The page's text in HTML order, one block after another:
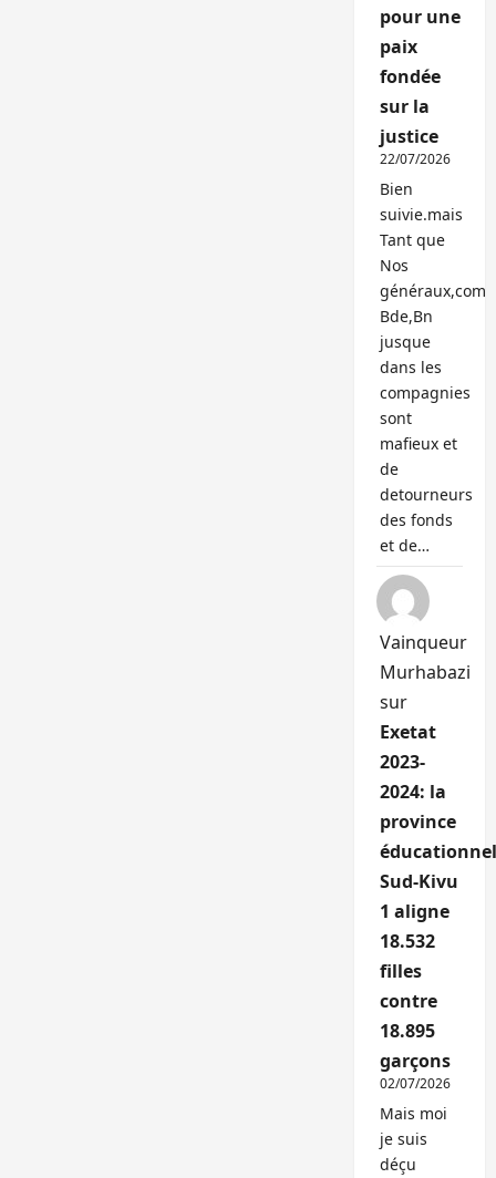
pour une
paix
fondée
sur la
justice
22/07/2026
Bien
suivie.mais
Tant que
Nos
généraux,com
Bde,Bn
jusque
dans les
compagnies
sont
mafieux et
de
detourneurs
des fonds
et de…
Vainqueur
Murhabazi
sur
Exetat
2023-
2024: la
province
Sud-Kivu
1 aligne
18.532
filles
contre
18.895
garçons
02/07/2026
Mais moi
je suis
déçu